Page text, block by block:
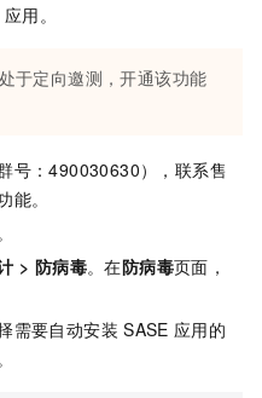
应用。
于定向邀测，开通该功能
号：490030630），联系售
。
> 防病毒。在防病毒页面，
需要自动安装 SASE 应用的